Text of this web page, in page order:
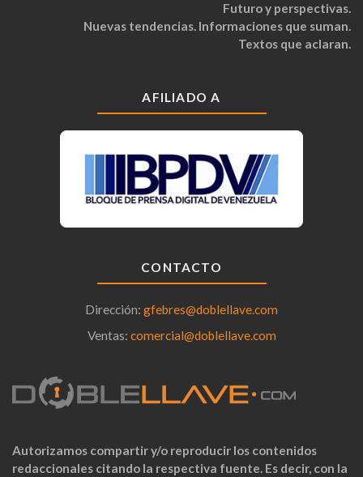
Futuro y perspectivas.
Nuevas tendencias. Informaciones que suman.
Textos que aclaran.
AFILIADO A
CONTACTO
Dirección: gfebres@doblellave.com
Ventas: comercial@doblellave.com
Autorizamos compartir y/o reproducir los contenidos
redaccionales citando la respectiva fuente. Es decir, con la